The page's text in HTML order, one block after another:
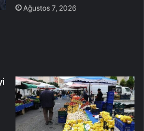
Ağustos 7, 2026